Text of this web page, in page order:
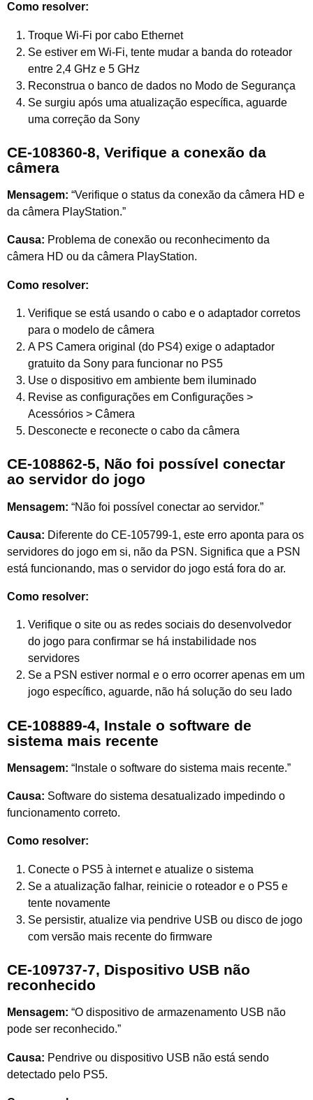
Como resolver:
Troque Wi-Fi por cabo Ethernet
Se estiver em Wi-Fi, tente mudar a banda do roteador
entre 2,4 GHz e 5 GHz
Reconstrua o banco de dados no Modo de Segurança
Se surgiu após uma atualização específica, aguarde
uma correção da Sony
CE-108360-8, Verifique a conexão da
câmera
Mensagem: “Verifique o status da conexão da câmera HD e
da câmera PlayStation.”
Causa: Problema de conexão ou reconhecimento da
câmera HD ou da câmera PlayStation.
Como resolver:
Verifique se está usando o cabo e o adaptador corretos
para o modelo de câmera
A PS Camera original (do PS4) exige o adaptador
gratuito da Sony para funcionar no PS5
Use o dispositivo em ambiente bem iluminado
Revise as configurações em Configurações >
Acessórios > Câmera
Desconecte e reconecte o cabo da câmera
CE-108862-5, Não foi possível conectar
ao servidor do jogo
Mensagem: “Não foi possível conectar ao servidor.”
Causa: Diferente do CE-105799-1, este erro aponta para os
servidores do jogo em si, não da PSN. Significa que a PSN
está funcionando, mas o servidor do jogo está fora do ar.
Como resolver:
Verifique o site ou as redes sociais do desenvolvedor
do jogo para confirmar se há instabilidade nos
servidores
Se a PSN estiver normal e o erro ocorrer apenas em um
jogo específico, aguarde, não há solução do seu lado
CE-108889-4, Instale o software de
sistema mais recente
Mensagem: “Instale o software do sistema mais recente.”
Causa: Software do sistema desatualizado impedindo o
funcionamento correto.
Como resolver:
Conecte o PS5 à internet e atualize o sistema
Se a atualização falhar, reinicie o roteador e o PS5 e
tente novamente
Se persistir, atualize via pendrive USB ou disco de jogo
com versão mais recente do firmware
CE-109737-7, Dispositivo USB não
reconhecido
Mensagem: “O dispositivo de armazenamento USB não
pode ser reconhecido.”
Causa: Pendrive ou dispositivo USB não está sendo
detectado pelo PS5.